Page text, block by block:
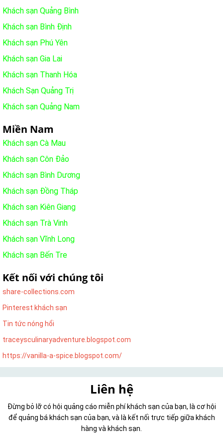
Khách sạn Quảng Bình
Khách sạn Bình Định
Khách sạn Phú Yên
Khách sạn Gia Lai
Khách sạn Thanh Hóa
Khách Sạn Quảng Trị
Khách sạn Quảng Nam
Miền Nam
Khách sạn Cà Mau
Khách sạn Côn Đảo
Khách sạn Bình Dương
Khách sạn Đồng Tháp
Khách sạn Kiên Giang
Khách sạn Trà Vinh
Khách sạn Vĩnh Long
Khách sạn Bến Tre
Kết nối với chúng tôi
share-collections.com
Pinterest khách sạn
Tin tức nóng hổi
traceysculinaryadventure.blogspot.com
https://vanilla-a-spice.blogspot.com/
Liên hệ
Đừng bỏ lỡ có hội quảng cáo miễn phí khách sạn của bạn, là cơ hội
để quảng bá khách sạn của bạn, và là kết nối trực tiếp giữa khách
hàng và khách sạn.